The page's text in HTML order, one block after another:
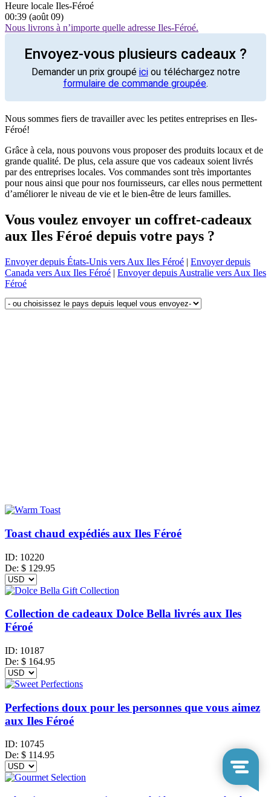
Heure locale Iles-Féroé
00:39 (août 09)
Nous livrons à n’importe quelle adresse Iles-Féroé.
Envoyez-vous plusieurs cadeaux ?
Demander un prix groupé iciou téléchargez notre
formulaire de commande groupée.
Nous sommes fiers de travailler avec les petites entreprises en Iles-
Féroé!
Grâce à cela, nous pouvons vous proposer des produits locaux et de
grande qualité. De plus, cela assure que vos cadeaux soient livrés
par des entreprises locales. Vos commandes sont très importantes
pour nous ainsi que pour nos fournisseurs, car elles nous permettent
d’améliorer le niveau de vie et le bien-être de leurs familles.
Vous voulez envoyer un coffret-cadeaux
aux Iles Féroé depuis votre pays ?
Envoyer depuis États-Unis vers Aux Iles Féroé | Envoyer depuis
Canada vers Aux Iles Féroé | Envoyer depuis Australie vers Aux Iles
Féroé
Toast chaud expédiés aux Iles Féroé
ID: 10220
De: $ 129.95
Collection de cadeaux Dolce Bella livrés aux Iles
Féroé
ID: 10187
De: $ 164.95
Perfections doux pour les personnes que vous aimez
aux Iles Féroé
ID: 10745
De: $ 114.95